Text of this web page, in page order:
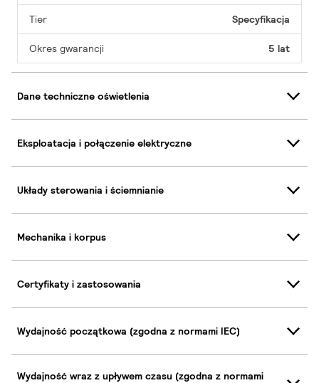
Tier Specyfikacja
Okres gwarancji 5 lat
Dane techniczne oświetlenia
Eksploatacja i połączenie elektryczne
Układy sterowania i ściemnianie
Mechanika i korpus
Certyfikaty i zastosowania
Wydajność początkowa (zgodna z normami IEC)
Wydajność wraz z upływem czasu (zgodna z normami